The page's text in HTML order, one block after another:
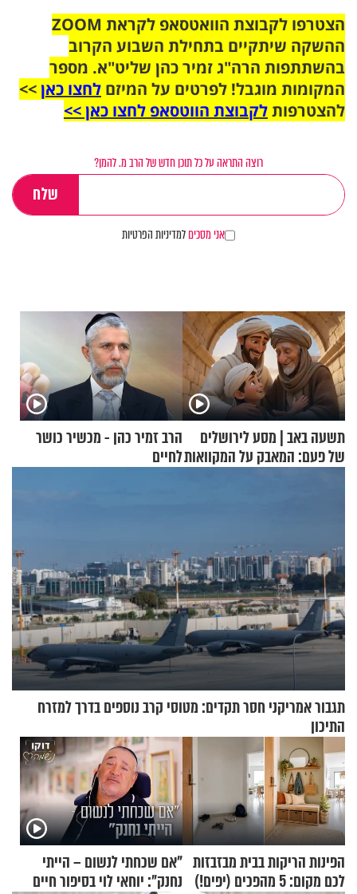
הצטרפו לקבוצת הוואטסאפ לקראת ZOOM
ההשקה שיתקיים בתחילת השבוע הקרוב
בהשתתפות הרה"ג זמיר כהן שליט"א. מספר
המקומות מוגבל! לפרטים על המיזם לחצו כאן>>
להצטרפותלקבוצת הווטסאפ לחצו כאן >>
רוצה התראה על כל תוכן חדש של הרב מ. להמן?
אני מסכיםלמדיניות הפרטיות
תשעה באב | מסע לירושלים
של פעם: המאבק על המקוואות
הרב זמיר כהן - מכשיר כושר
לחיים
תגבור אמריקני חסר תקדים: מטוסי קרב נוספים בדרך למזרח
התיכון
הפינות הריקות בבית מבזבזות
לכם מקום: 5 מהפכים (יפים!)
"אם שכחתי לנשום – הייתי
נחנק": יוחאי לוי בסיפור חיים